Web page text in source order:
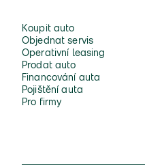
Koupit auto
Objednat servis
Operativní leasing
Prodat auto
Financování auta
Pojištění auta
Pro firmy